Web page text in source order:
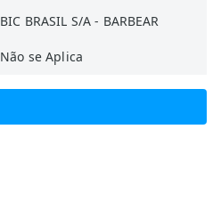
BIC BRASIL S/A - BARBEAR
Não se Aplica